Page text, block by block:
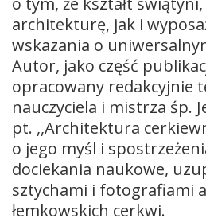
architekturę, jak i
wskazania o
Autor, jako część
opracowany redakcyjnie
nauczyciela i mistrza śp.
pt. ,,Architektura
o jego myśl i
dociekania naukowe,
sztychami i fotografiami
łemkowskich cerkwi.